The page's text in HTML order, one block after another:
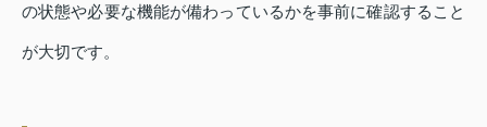
の状態や必要な機能が備わっているかを事前に確認すること
が大切です。